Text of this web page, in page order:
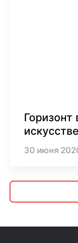
Горизонт
искусстве
30 июня